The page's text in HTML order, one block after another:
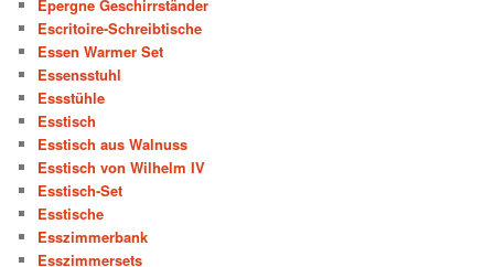
Epergne Geschirrständer
Escritoire-Schreibtische
Essen Warmer Set
Essensstuhl
Essstühle
Esstisch
Esstisch aus Walnuss
Esstisch von Wilhelm IV
Esstisch-Set
Esstische
Esszimmerbank
Esszimmersets